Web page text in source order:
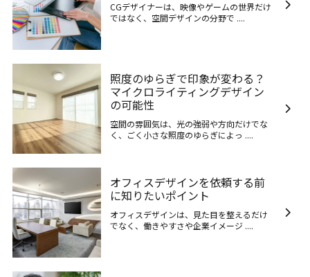
CGデザイナーは、映像やゲームの世界だけ
ではなく、空間デザインの分野で ....
照度のゆらぎで印象が変わる？
マイクロライティングデザイン
の可能性
空間の雰囲気は、光の強弱や方向だけでな
く、ごく小さな照度のゆらぎによっ ....
オフィスデザインを依頼する前
に知りたいポイント
オフィスデザインは、見た目を整えるだけ
でなく、働きやすさや企業イメージ ....